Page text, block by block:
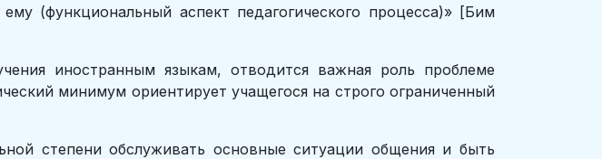
(функциональный аспект педагогического процесса)» [Бим
иностранным языкам, отводится важная роль проблеме
минимум ориентирует учащегося на строго ограниченный
степени обслуживать основные ситуации общения и быть